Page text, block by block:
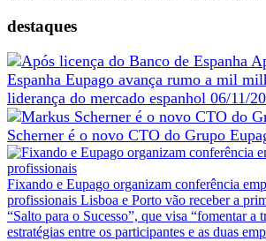
destaques
Espanha Eupago avança rumo a mil
liderança do mercado espanhol 06/11/
Scherner é o novo CTO do Grupo
Fixando e Eupago organizam conferência
profissionais Lisboa e Porto vão receber a
“Salto para o Sucesso”, que visa “fomentar a
estratégias entre os participantes e as duas